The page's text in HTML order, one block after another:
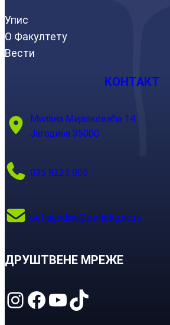
Упис
О Факултету
Вести
КОНТАКТ
Милана Мијалковића 14
Јагодина 35000
035 8223 805
pefjagodina@pefja.kg.ac.rs
ДРУШТВЕНЕ МРЕЖЕ
Instagram Facebook YouTube TikTok